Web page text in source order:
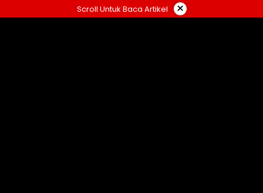
ke
Scroll Untuk Baca Artikel ×